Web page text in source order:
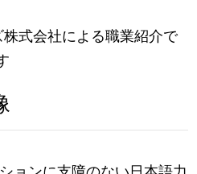
式会社による職業紹介で